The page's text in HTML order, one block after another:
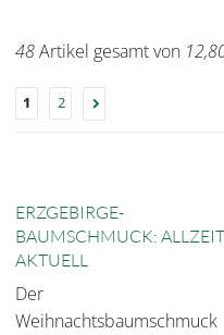
48Artikel gesamt von
1 2
ERZGEBIRGE-
BAUMSCHMUCK: ALLZEIT
AKTUELL
Der
Weihnachtsbaumschmuck